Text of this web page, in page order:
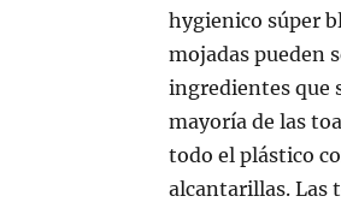
hygienico súper
mojadas pueden
ingredientes que
mayoría de las
todo el plástico
alcantarillas. Las